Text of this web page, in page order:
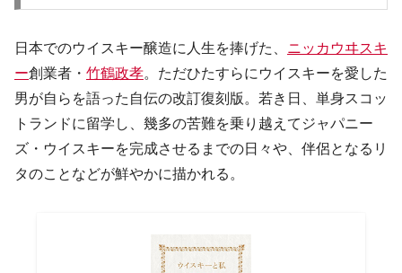
日本でのウイスキー醸造に人生を捧げた、 ニッカウヰスキ
ー創業者・ 竹鶴政孝。ただひたすらにウイスキーを愛した
男が自らを語った自伝の改訂復刻版。若き日、単身スコッ
トランドに留学し、幾多の苦難を乗り越えてジャパニー
ズ・ウイスキーを完成させるまでの日々や、伴侶となるリ
タのことなどが鮮やかに描かれる。